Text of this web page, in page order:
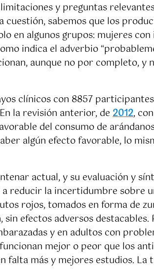
y preguntas
cuestión, sabemos que los
en algunos grupos: mujeres
indica el adverbio
aunque no por completo, y
clínicos con 8857
la revisión anterior, de 2012,
del consumo de
algún efecto favorable, lo
actual, y su evaluación y
reducir la incertidumbre sobre
rojos, tomados en forma de
efectos adversos
y en adultos con
mejor o peor que los
más y mejores estudios.